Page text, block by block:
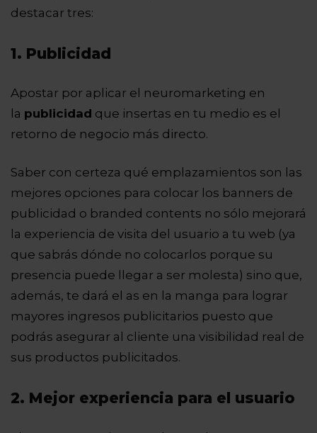
destacar tres:
1. Publicidad
Apostar por aplicar el neuromarketing en
la publicidad que insertas en tu medio es el
retorno de negocio más directo.
Saber con certeza qué emplazamientos son las
mejores opciones para colocar los banners de
publicidad o branded contents no sólo mejorará
la experiencia de visita del usuario a tu web (ya
que sabrás dónde no colocarlos porque su
presencia puede llegar a ser molesta) sino que,
además, te dará el as en la manga para lograr
mayores ingresos publicitarios puesto que
podrás asegurar al cliente una visibilidad real de
sus productos publicitados.
2. Mejor experiencia para el usuario